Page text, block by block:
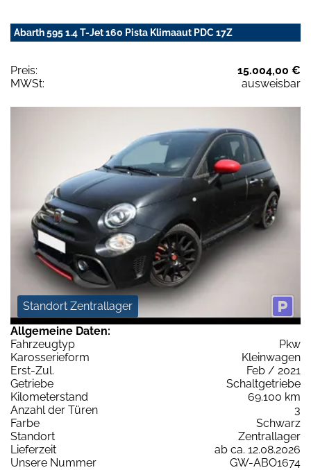
Abarth 595 1.4 T-Jet 160 Pista Klimaaut PDC 17Z
Preis:
15.004,00 €
MWSt:
ausweisbar
Standort Zentrallager
Allgemeine Daten:
Fahrzeugtyp
Pkw
Karosserieform
Kleinwagen
Erst-Zul.
Feb / 2021
Getriebe
Schaltgetriebe
Kilometerstand
69.100 km
Anzahl der Türen
3
Farbe
Schwarz
Standort
Zentrallager
Lieferzeit
ab ca. 12.08.2026
Unsere Nummer
GW-ABO1674